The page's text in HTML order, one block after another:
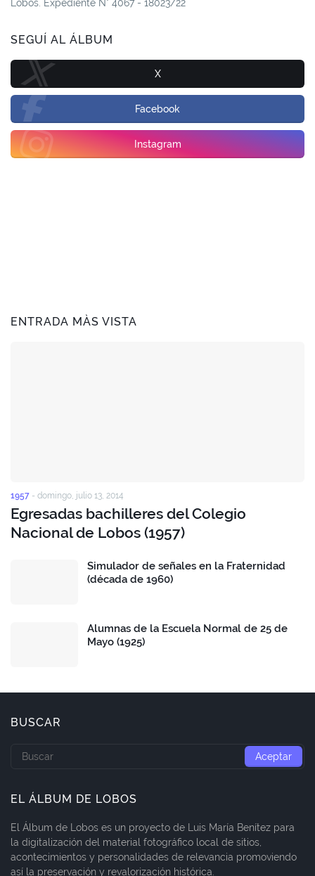
Lobos. Expediente N° 4067 - 18023/22
SEGUÍ AL ÁLBUM
X
Facebook
Instagram
ENTRADA MÀS VISTA
1957 - domingo, julio 13, 2014
Egresadas bachilleres del Colegio
Nacional de Lobos (1957)
Simulador de señales en la Fraternidad
(década de 1960)
Alumnas de la Escuela Normal de 25 de
Mayo (1925)
BUSCAR
EL ÁLBUM DE LOBOS
El Álbum de Lobos es un proyecto de Luis María Benítez para
la digitalización del material fotográfico local de sitios,
acontecimientos y personalidades de relevancia promoviendo
así la preservación y revalorización histórica.